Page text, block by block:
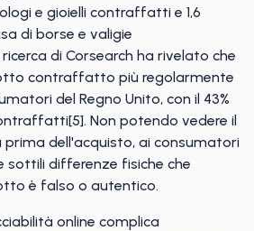
e gioielli contraffatti e 1,6
di borse e valigie
di Corsearch ha rivelato che
contraffatto più regolarmente
del Regno Unito, con il 43%
Non potendo vedere il
dell'acquisto, ai consumatori
sottili differenze fisiche che
è falso o autentico.
online complica